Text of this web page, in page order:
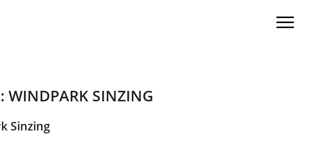
WINDPARK SINZING
Sinzing